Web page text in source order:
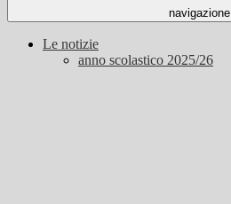
navigazione
Le notizie
anno scolastico 2025/26